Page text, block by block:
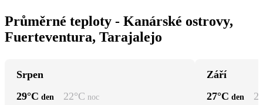
Průměrné teploty - Kanárské ostrovy,
Fuerteventura, Tarajalejo
Srpen
29°C den 22°C noc
Září
27°C den